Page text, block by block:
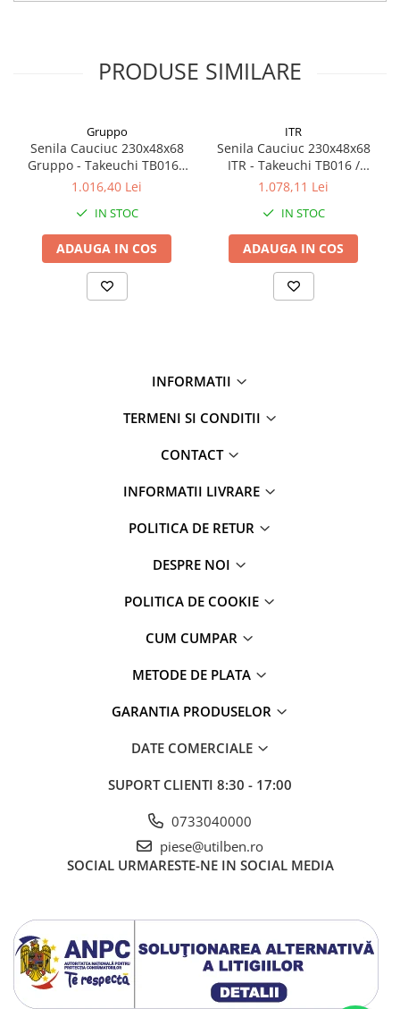
PRODUSE SIMILARE
Gruppo
Senila Cauciuc 230x48x68
Gruppo - Takeuchi TB016 /
TB215
1.016,40 Lei
IN STOC
ADAUGA IN COS
ITR
Senila Cauciuc 230x48x68
ITR - Takeuchi TB016 /
TB215 Cod RT2304868
1.078,11 Lei
IN STOC
ADAUGA IN COS
INFORMATII
TERMENI SI CONDITII
CONTACT
INFORMATII LIVRARE
POLITICA DE RETUR
DESPRE NOI
POLITICA DE COOKIE
CUM CUMPAR
METODE DE PLATA
GARANTIA PRODUSELOR
DATE COMERCIALE
SUPORT CLIENTI 8:30 - 17:00
0733040000
piese@utilben.ro
SOCIAL URMARESTE-NE IN SOCIAL MEDIA